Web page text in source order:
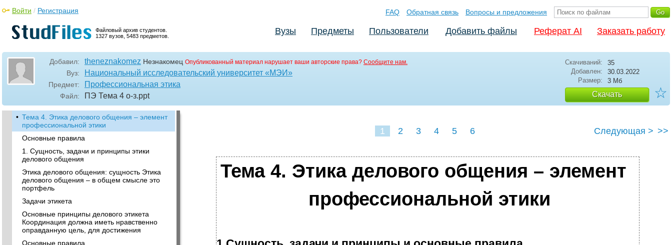
Файловый архив студентов.
1327 вузов, 5483 предметов.
Войти / Регистрация FAQ Обратная связь Вопросы и предложения
Вузы Предметы Пользователи Добавить файлы Реферат AI Заказать работу
Добавил: theneznakomez Незнакомец Опубликованный материал нарушает ваши авторские права? Сообщите нам.
Вуз: Национальный исследовательский университет «МЭИ»
Предмет: Профессиональная этика
Файл: ПЭ Тема 4 о-з.ppt
Скачиваний:
35
Добавлен:
30.03.2022
Размер:
3 Мб
Скачать ☆
• Тема 4. Этика делового общения – элемент
профессиональной этики
Основные правила
1. Сущность, задачи и принципы этики
делового общения
Этика делового общения: сущность Этика
делового общения – в общем смысле это
портфель
Задачи этикета
Основные принципы делового этикета
Координация должна иметь нравственно
оправданную цель, для достижения
Основные правила
1 2 3 4 5 6 Следующая > >>
Тема 4. Этика делового общения – элемент
профессиональной этики